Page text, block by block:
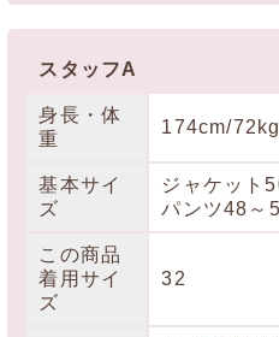
スタッフA
身長・体
重
174cm/72kg
基本サイ
ズ
ジャケット
パンツ48～
この商品
着用サイ
ズ
32